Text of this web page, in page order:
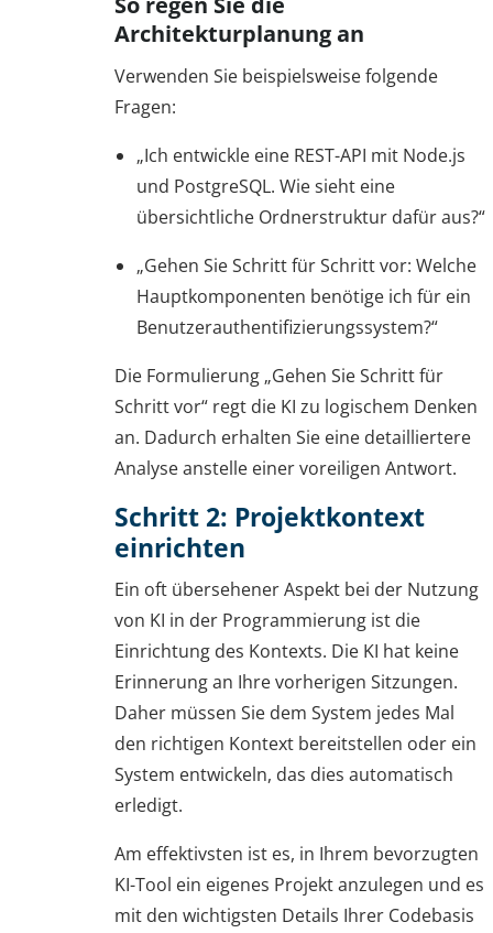
Architekturplanung an
Verwenden Sie beispielsweise folgende
Fragen:
„Ich entwickle eine REST-API mit Node.js
und PostgreSQL. Wie sieht eine
übersichtliche Ordnerstruktur dafür aus?“
„Gehen Sie Schritt für Schritt vor: Welche
Hauptkomponenten benötige ich für ein
Benutzerauthentifizierungssystem?“
Die Formulierung „Gehen Sie Schritt für
Schritt vor“ regt die KI zu logischem Denken
an. Dadurch erhalten Sie eine detailliertere
Analyse anstelle einer voreiligen Antwort.
Schritt 2: Projektkontext
einrichten
Ein oft übersehener Aspekt bei der Nutzung
von KI in der Programmierung ist die
Einrichtung des Kontexts. Die KI hat keine
Erinnerung an Ihre vorherigen Sitzungen.
Daher müssen Sie dem System jedes Mal
den richtigen Kontext bereitstellen oder ein
System entwickeln, das dies automatisch
erledigt.
Am effektivsten ist es, in Ihrem bevorzugten
KI-Tool ein eigenes Projekt anzulegen und es
mit den wichtigsten Details Ihrer Codebasis